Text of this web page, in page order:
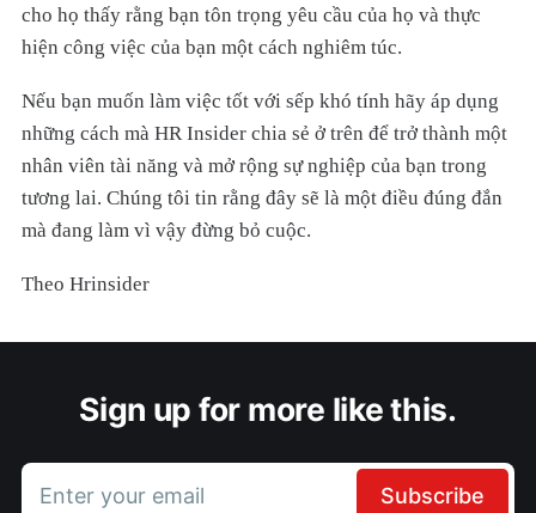
cho họ thấy rằng bạn tôn trọng yêu cầu của họ và thực
hiện công việc của bạn một cách nghiêm túc.
Nếu bạn muốn làm việc tốt với sếp khó tính hãy áp dụng
những cách mà HR Insider chia sẻ ở trên để trở thành một
nhân viên tài năng và mở rộng sự nghiệp của bạn trong
tương lai. Chúng tôi tin rằng đây sẽ là một điều đúng đắn
mà đang làm vì vậy đừng bỏ cuộc.
Theo Hrinsider
Sign up for more like this.
Enter your email Subscribe